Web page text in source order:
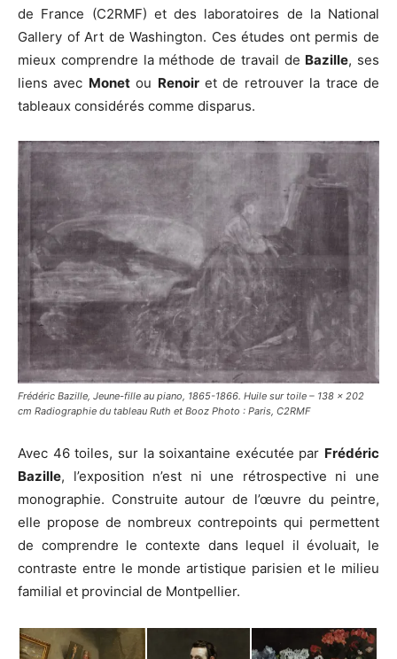
de France (C2RMF) et des laboratoires de la National
Gallery of Art de Washington. Ces études ont permis de
mieux comprendre la méthode de travail de Bazille, ses
liens avec Monetou Renoiret de retrouver la trace de
tableaux considérés comme disparus.
Frédéric Bazille, Jeune-fille au piano, 1865-1866. Huile sur toile – 138 x 202
cm Radiographie du tableau Ruth et Booz Photo : Paris, C2RMF
Avec 46 toiles, sur la soixantaine exécutée par Frédéric
Bazille, l’exposition n’est ni une rétrospective ni une
monographie. Construite autour de l’œuvre du peintre,
elle propose de nombreux contrepoints qui permettent
de comprendre le contexte dans lequel il évoluait, le
contraste entre le monde artistique parisien et le milieu
familial et provincial de Montpellier.